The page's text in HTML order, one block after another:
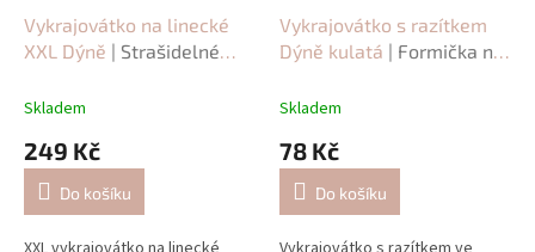
Vykrajovátko na linecké
XXL Dýně | Strašidelné
Skladem
249 Kč
Do košíku
Vykrajovátko s razítkem
Dýně kulatá | Formička na
Skladem
78 Kč
Do košíku